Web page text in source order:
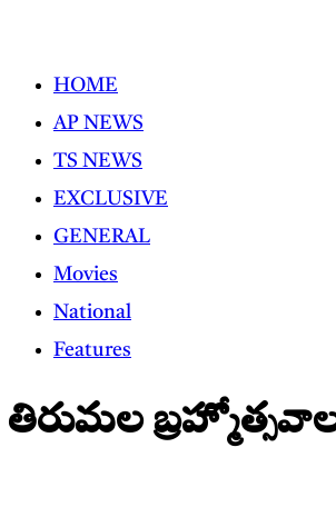
HOME
AP NEWS
TS NEWS
EXCLUSIVE
GENERAL
Movies
National
Features
తిరుమల